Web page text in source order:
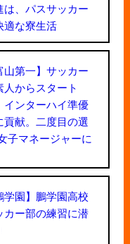
は、パスサッカー
適な寮生活
山第一】サッカー
人からスタート
インターハイ準優
貢献。二度目の選
子マネージャーに
学園】鵬学園高校
カー部の練習に潜